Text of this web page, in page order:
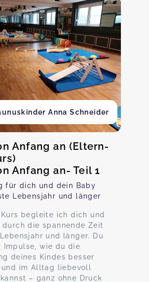
Anna Schneider
Anfang an (Eltern-
Anfang an- Teil 1
für dich und dein Baby
Lebensjahr und länger
Kurs begleite ich dich und
durch die spannende Zeit
und länger. Du
Impulse, wie du die
deines Kindes besser
im Alltag liebevoll
– ganz ohne Druck